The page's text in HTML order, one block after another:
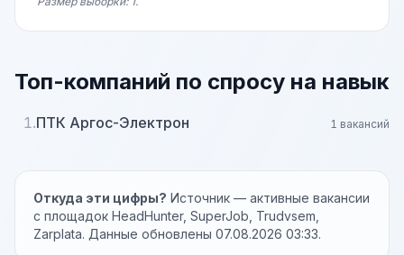
Топ-компаний по спросу на навык
1.ПТК Аргос-Электрон 1 вакансий
Откуда эти цифры? Источник — активные вакансии
с площадок HeadHunter, SuperJob, Trudvsem,
Zarplata. Данные обновлены 07.08.2026 03:33.